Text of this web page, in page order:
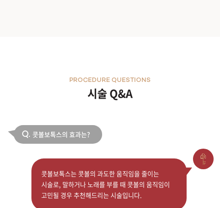
시술 Q&A
PROCEDURE QUESTIONS
Q. 콧볼보톡스의 효과는?
콧볼보톡스는 콧볼의 과도한 움직임을 줄이는
시술로, 말하거나 노래를 부를 때 콧볼의 움직임이
고민될 경우 추천해드리는 시술입니다.